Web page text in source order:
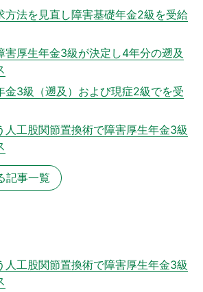
方法を見直し障害基礎年金2級を受給
害厚生年金3級が決定し4年分の遡及
金3級（遡及）および現症2級でを受
人工股関節置換術で障害厚生年金3級
記事一覧
人工股関節置換術で障害厚生年金3級